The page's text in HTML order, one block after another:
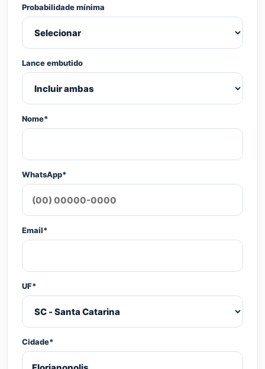
Probabilidade mínima
Lance embutido
Nome*
WhatsApp*
Email*
UF*
Cidade*